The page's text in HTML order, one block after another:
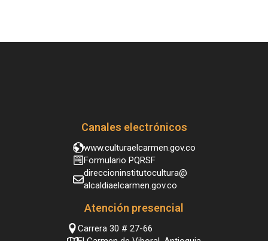
Canales electrónicos
www.culturaelcarmen.gov.co
Formulario PQRSF
direccioninstitutocultura@
alcaldiaelcarmen.gov.co
Atención presencial
Carrera 30 # 27-66